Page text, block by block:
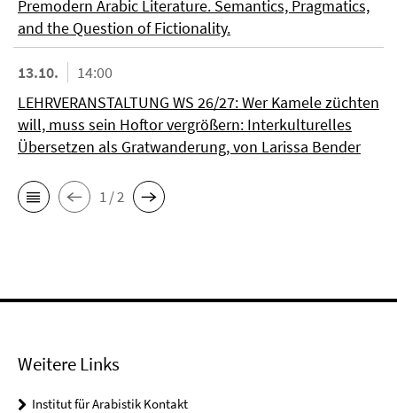
Premodern Arabic Literature. Semantics, Pragmatics,
and the Question of Fictionality.
13.10.
14:00
LEHRVERANSTALTUNG WS 26/27: Wer Kamele züchten
will, muss sein Hoftor vergrößern: Interkulturelles
Übersetzen als Gratwanderung, von Larissa Bender
1 / 2
Weitere Links
Institut für Arabistik Kontakt